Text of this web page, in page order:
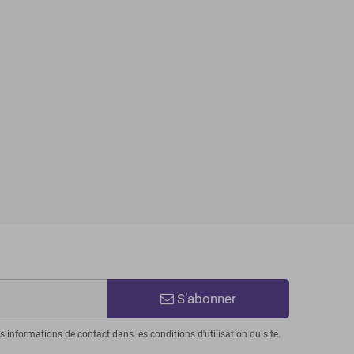
S’abonner
informations de contact dans les conditions d'utilisation du site.